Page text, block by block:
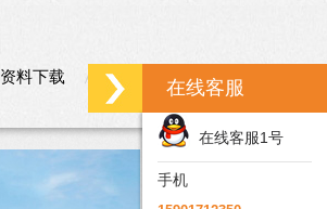
资料下载 联系我们
在线客服
在线客服1号
手机